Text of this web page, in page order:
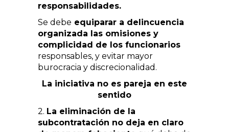
responsabilidades.
Se debe equiparar a delincuencia
organizada las omisiones y
complicidad de los funcionarios
responsables, y evitar mayor
burocracia y discrecionalidad.
La iniciativa no es pareja en este
sentido
2. La eliminación de la
subcontratación no deja en claro